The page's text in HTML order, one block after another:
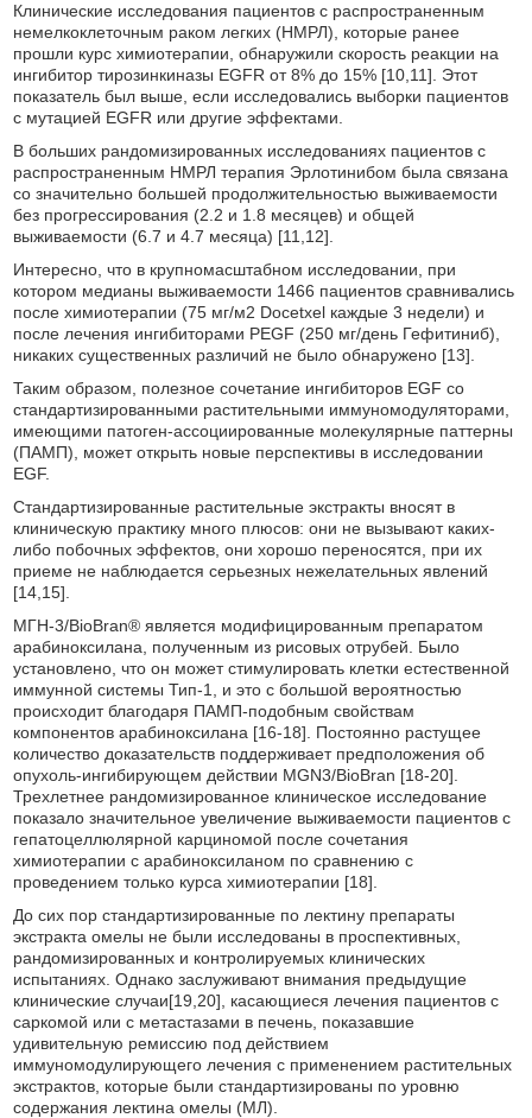
Клинические исследования пациентов с распространенным
немелкоклеточным раком легких (НМРЛ), которые ранее
прошли курс химиотерапии, обнаружили скорость реакции на
ингибитор тирозинкиназы EGFR от 8% до 15% [10,11]. Этот
показатель был выше, если исследовались выборки пациентов
с мутацией EGFR или другие эффектами.
В больших рандомизированных исследованиях пациентов с
распространенным НМРЛ терапия Эрлотинибом была связана
со значительно большей продолжительностью выживаемости
без прогрессирования (2.2 и 1.8 месяцев) и общей
выживаемости (6.7 и 4.7 месяца) [11,12].
Интересно, что в крупномасштабном исследовании, при
котором медианы выживаемости 1466 пациентов сравнивались
после химиотерапии (75 мг/м2 Docetxel каждые 3 недели) и
после лечения ингибиторами РEGF (250 мг/день Гефитиниб),
никаких существенных различий не было обнаружено [13].
Таким образом, полезное сочетание ингибиторов EGF со
стандартизированными растительными иммуномодуляторами,
имеющими патоген-ассоциированные молекулярные паттерны
(ПАМП), может открыть новые перспективы в исследовании
EGF.
Стандартизированные растительные экстракты вносят в
клиническую практику много плюсов: они не вызывают каких-
либо побочных эффектов, они хорошо переносятся, при их
приеме не наблюдается серьезных нежелательных явлений
[14,15].
МГН-3/BioBran® является модифицированным препаратом
арабиноксилана, полученным из рисовых отрубей. Было
установлено, что он может стимулировать клетки естественной
иммунной системы Тип-1, и это с большой вероятностью
происходит благодаря ПАМП-подобным свойствам
компонентов арабиноксилана [16-18]. Постоянно растущее
количество доказательств поддерживает предположения об
опухоль-ингибирующем действии MGN3/BioBran [18-20].
Трехлетнее рандомизированное клиническое исследование
показало значительное увеличение выживаемости пациентов с
гепатоцеллюлярной карциномой после сочетания
химиотерапии с арабиноксиланом по сравнению с
проведением только курса химиотерапии [18].
До сих пор стандартизированные по лектину препараты
экстракта омелы не были исследованы в проспективных,
рандомизированных и контролируемых клинических
испытаниях. Однако заслуживают внимания предыдущие
клинические случаи[19,20], касающиеся лечения пациентов с
саркомой или с метастазами в печень, показавшие
удивительную ремиссию под действием
иммуномодулирующего лечения с применением растительных
экстрактов, которые были стандартизированы по уровню
содержания лектина омелы (МЛ).